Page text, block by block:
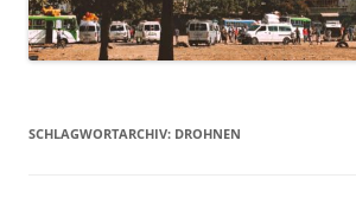
SCHLAGWORTARCHIV: DROHNEN